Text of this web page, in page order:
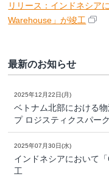
リリース：インドネシア
Warehouse」が竣工
最新のお知らせ
2025年12月22日(月)
ベトナム北部における
プ ロジスティクスパー
2025年07月30日(水)
インドネシアにおいて
工